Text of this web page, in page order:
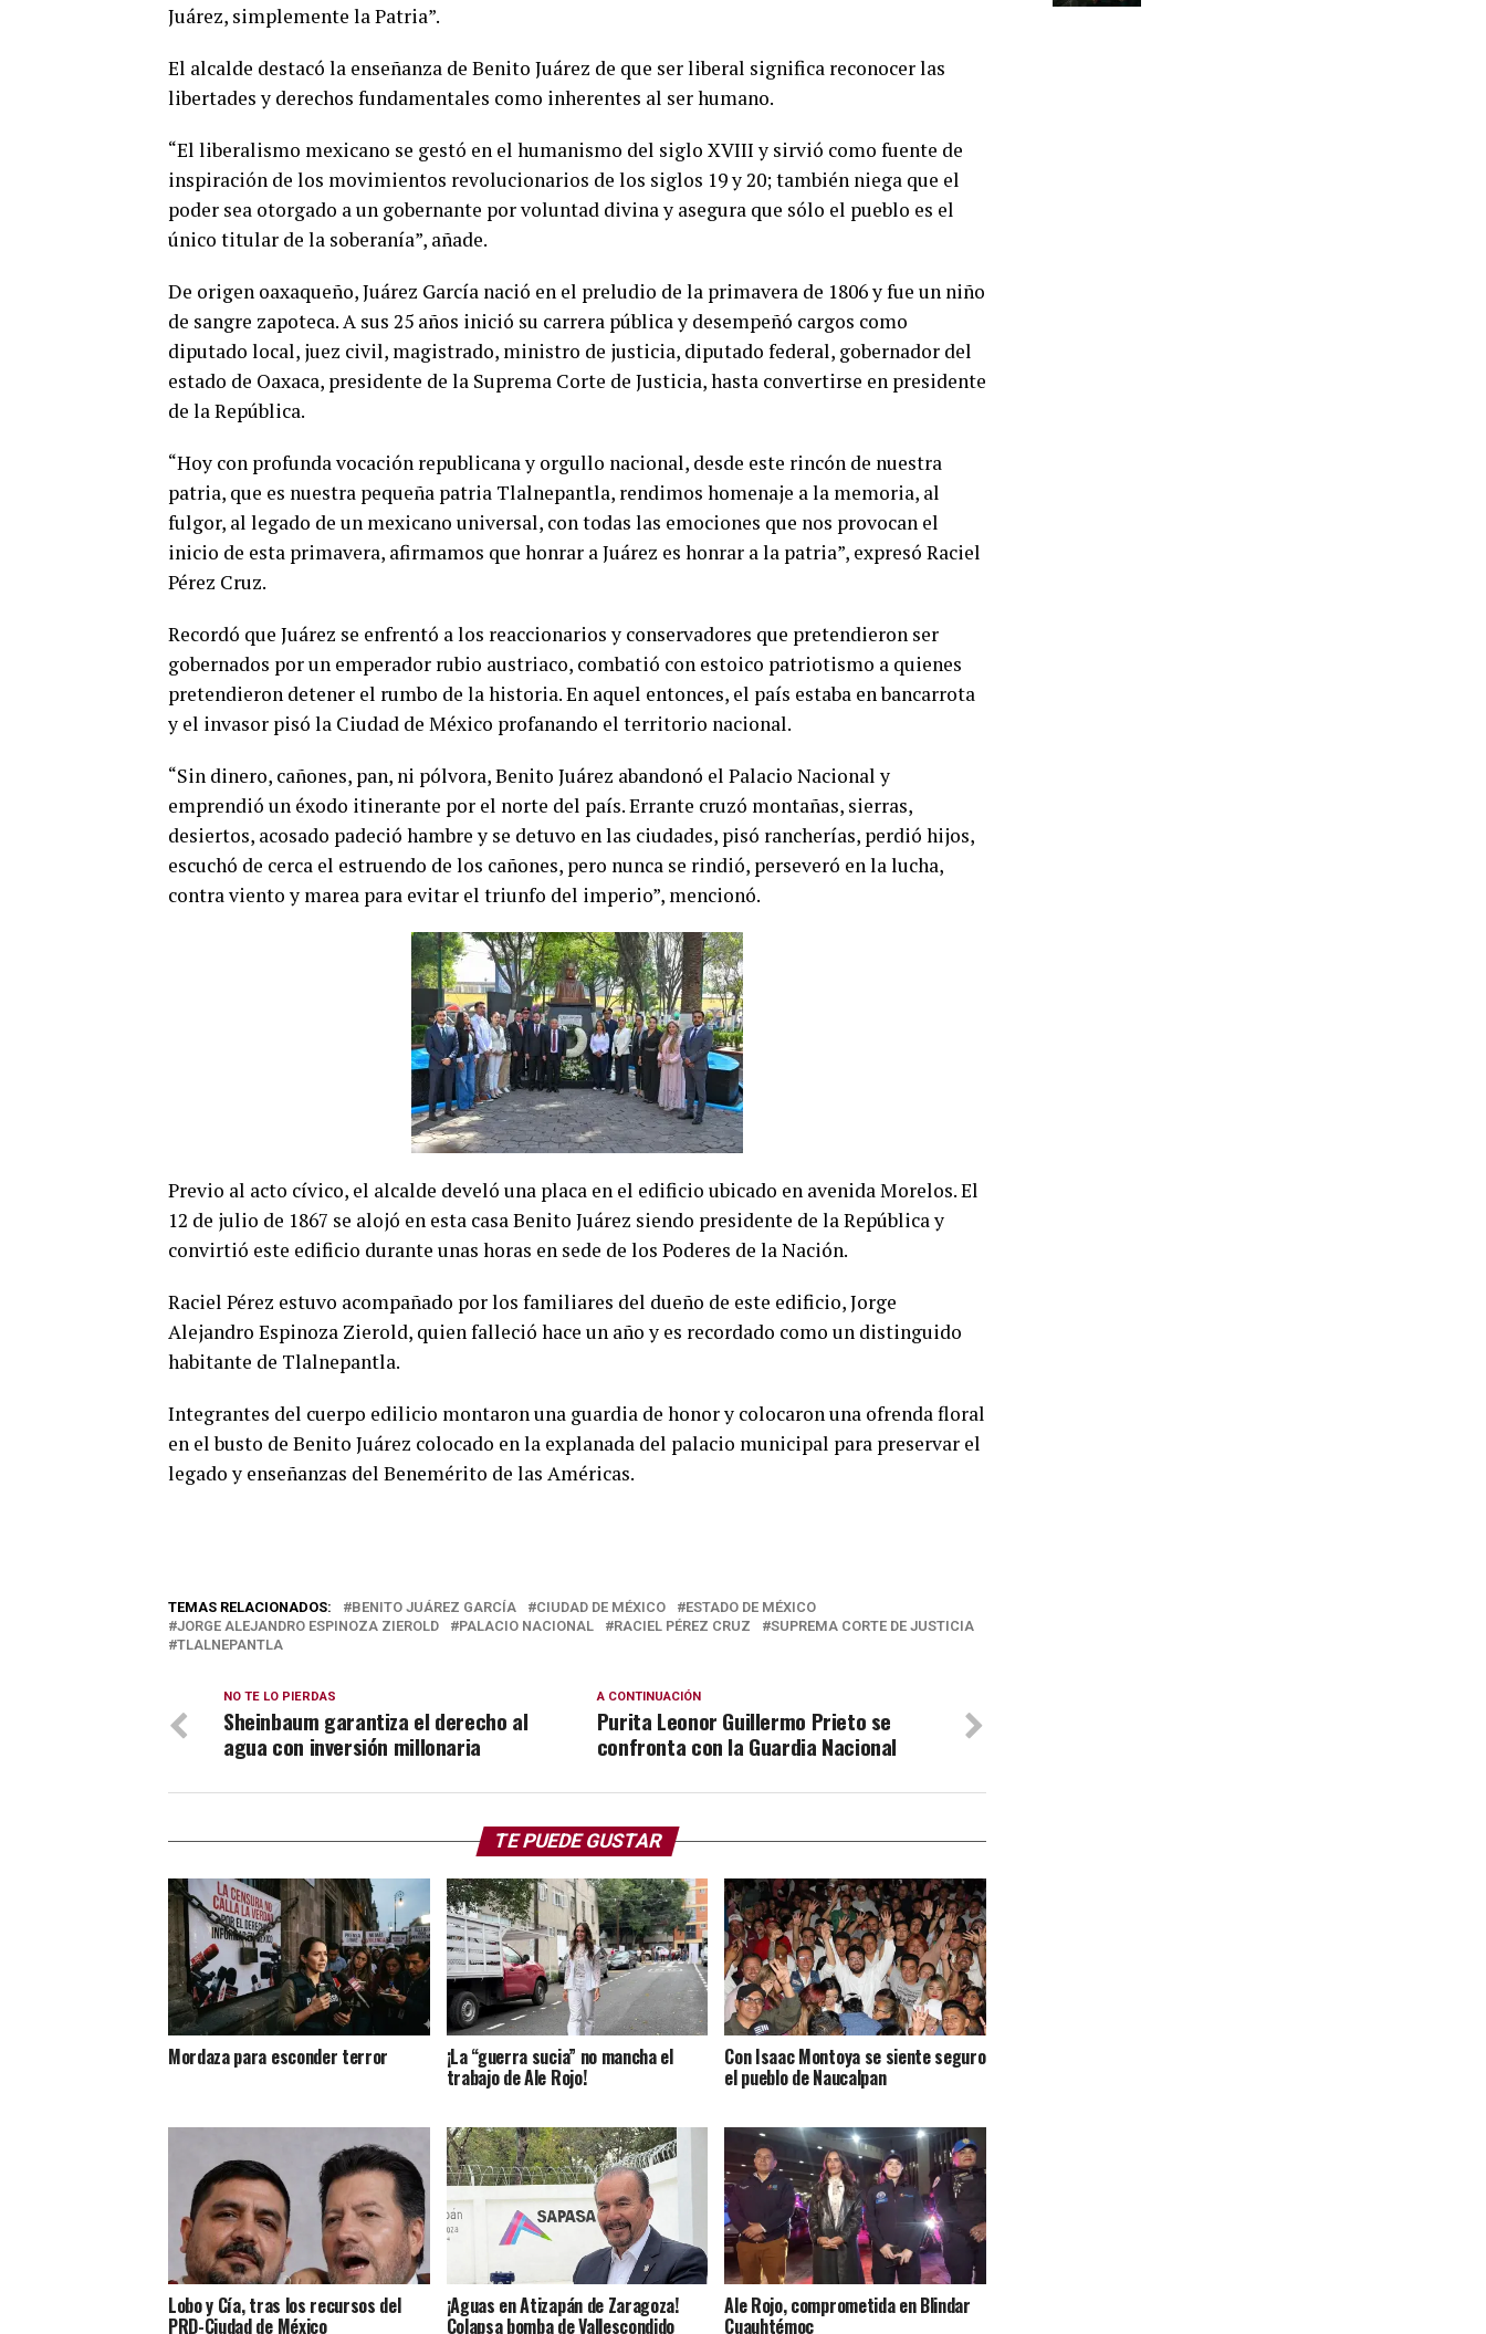
Juárez, simplemente la Patria”.
El alcalde destacó la enseñanza de Benito Juárez de que ser liberal significa reconocer las
libertades y derechos fundamentales como inherentes al ser humano.
“El liberalismo mexicano se gestó en el humanismo del siglo XVIII y sirvió como fuente de
inspiración de los movimientos revolucionarios de los siglos 19 y 20; también niega que el
poder sea otorgado a un gobernante por voluntad divina y asegura que sólo el pueblo es el
único titular de la soberanía”, añade.
De origen oaxaqueño, Juárez García nació en el preludio de la primavera de 1806 y fue un niño
de sangre zapoteca. A sus 25 años inició su carrera pública y desempeñó cargos como
diputado local, juez civil, magistrado, ministro de justicia, diputado federal, gobernador del
estado de Oaxaca, presidente de la Suprema Corte de Justicia, hasta convertirse en presidente
de la República.
“Hoy con profunda vocación republicana y orgullo nacional, desde este rincón de nuestra
patria, que es nuestra pequeña patria Tlalnepantla, rendimos homenaje a la memoria, al
fulgor, al legado de un mexicano universal, con todas las emociones que nos provocan el
inicio de esta primavera, afirmamos que honrar a Juárez es honrar a la patria”, expresó Raciel
Pérez Cruz.
Recordó que Juárez se enfrentó a los reaccionarios y conservadores que pretendieron ser
gobernados por un emperador rubio austriaco, combatió con estoico patriotismo a quienes
pretendieron detener el rumbo de la historia. En aquel entonces, el país estaba en bancarrota
y el invasor pisó la Ciudad de México profanando el territorio nacional.
“Sin dinero, cañones, pan, ni pólvora, Benito Juárez abandonó el Palacio Nacional y
emprendió un éxodo itinerante por el norte del país. Errante cruzó montañas, sierras,
desiertos, acosado padeció hambre y se detuvo en las ciudades, pisó rancherías, perdió hijos,
escuchó de cerca el estruendo de los cañones, pero nunca se rindió, perseveró en la lucha,
contra viento y marea para evitar el triunfo del imperio”, mencionó.
Previo al acto cívico, el alcalde develó una placa en el edificio ubicado en avenida Morelos. El
12 de julio de 1867 se alojó en esta casa Benito Juárez siendo presidente de la República y
convirtió este edificio durante unas horas en sede de los Poderes de la Nación.
Raciel Pérez estuvo acompañado por los familiares del dueño de este edificio, Jorge
Alejandro Espinoza Zierold, quien falleció hace un año y es recordado como un distinguido
habitante de Tlalnepantla.
Integrantes del cuerpo edilicio montaron una guardia de honor y colocaron una ofrenda floral
en el busto de Benito Juárez colocado en la explanada del palacio municipal para preservar el
legado y enseñanzas del Benemérito de las Américas.
TEMAS RELACIONADOS: BENITO JUÁREZ GARCÍA CIUDAD DE MÉXICO
ESTADO DE MÉXICO
JORGE ALEJANDRO ESPINOZA ZIEROLD
PALACIO NACIONAL RACIEL PÉREZ CRUZ
SUPREMA CORTE DE JUSTICIA
TLALNEPANTLA
A CONTINUACIÓN
Purita Leonor Guillermo Prieto se
confronta con la Guardia Nacional
NO TE LO PIERDAS
Sheinbaum garantiza el derecho al
agua con inversión millonaria
TE PUEDE GUSTAR
Mordaza para esconder terror ¡La “guerra sucia” no mancha el
trabajo de Ale Rojo!
Con Isaac Montoya se siente seguro
el pueblo de Naucalpan
Lobo y Cía, tras los recursos del
PRD-Ciudad de México
¡Aguas en Atizapán de Zaragoza!
Colapsa bomba de Vallescondido
Ale Rojo, comprometida en Blindar
Cuauhtémoc